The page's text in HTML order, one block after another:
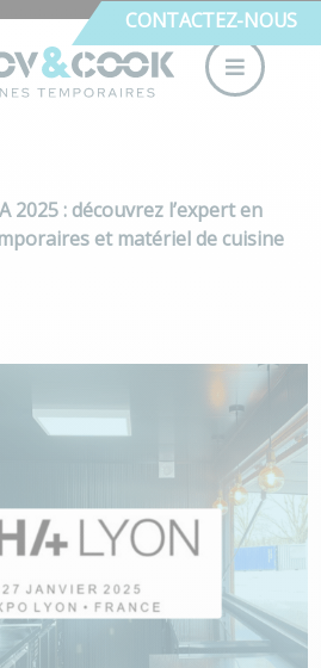
CONTACTEZ-NOUS
2025 : découvrez l’expert en
et matériel de cuisine